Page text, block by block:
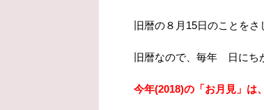
旧暦の８月15日のことをさ
旧暦なので、毎年 日にち
今年(2018)の「お月見」は